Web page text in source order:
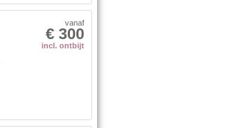
€ 300
vanaf
incl. ontbijt